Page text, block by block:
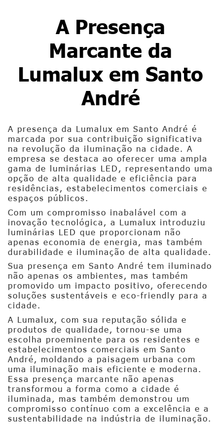
A Presença
Marcante da
Lumalux em Santo
André
A presença da Lumalux em Santo André é
marcada por sua contribuição significativa
na revolução da iluminação na cidade. A
empresa se destaca ao oferecer uma ampla
gama de luminárias LED, representando uma
opção de alta qualidade e eficiência para
residências, estabelecimentos comerciais e
espaços públicos.
Com um compromisso inabalável com a
inovação tecnológica, a Lumalux introduziu
luminárias LED que proporcionam não
apenas economia de energia, mas também
durabilidade e iluminação de alta qualidade.
Sua presença em Santo André tem iluminado
não apenas os ambientes, mas também
promovido um impacto positivo, oferecendo
soluções sustentáveis e eco-friendly para a
cidade.
A Lumalux, com sua reputação sólida e
produtos de qualidade, tornou-se uma
escolha proeminente para os residentes e
estabelecimentos comerciais em Santo
André, moldando a paisagem urbana com
uma iluminação mais eficiente e moderna.
Essa presença marcante não apenas
transformou a forma como a cidade é
iluminada, mas também demonstrou um
compromisso contínuo com a excelência e a
sustentabilidade na indústria de iluminação.